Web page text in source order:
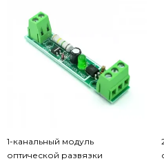
1-канальный модуль
оптической развязки